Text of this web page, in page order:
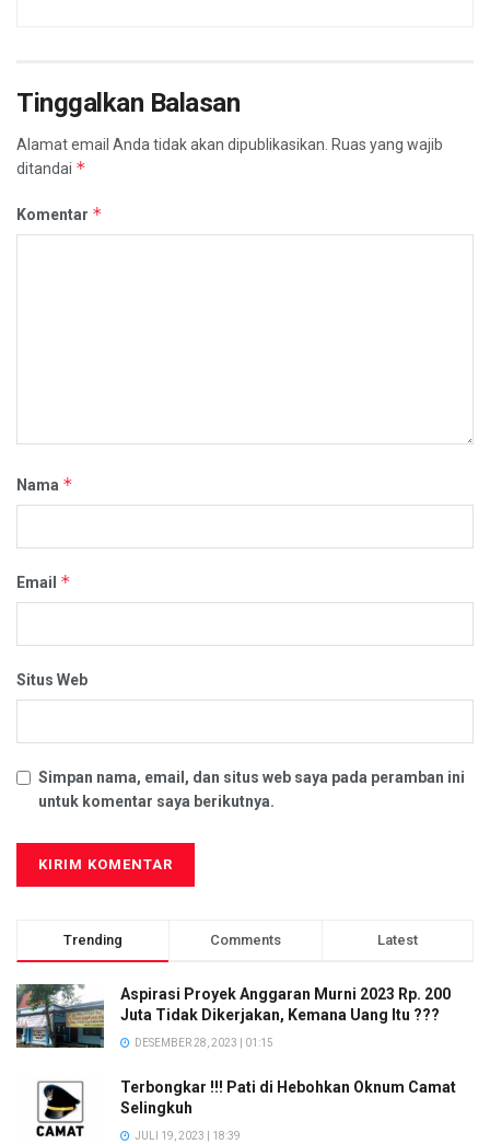
Tinggalkan Balasan
Alamat email Anda tidak akan dipublikasikan. Ruas yang wajib
ditandai *
Komentar *
Nama *
Email *
Situs Web
Simpan nama, email, dan situs web saya pada peramban ini
untuk komentar saya berikutnya.
Trending Comments Latest
Aspirasi Proyek Anggaran Murni 2023 Rp. 200
Juta Tidak Dikerjakan, Kemana Uang Itu ???
DESEMBER 28, 2023 | 01:15
Terbongkar !!! Pati di Hebohkan Oknum Camat
Selingkuh
JULI 19, 2023 | 18:39